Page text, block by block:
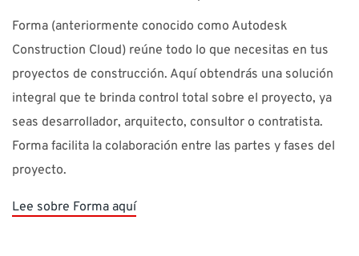
Forma (anteriormente conocido como Autodesk
Construction Cloud) reúne todo lo que necesitas en tus
proyectos de construcción. Aquí obtendrás una solución
integral que te brinda control total sobre el proyecto, ya
seas desarrollador, arquitecto, consultor o contratista.
Forma facilita la colaboración entre las partes y fases del
proyecto.
Lee sobre Forma aquí